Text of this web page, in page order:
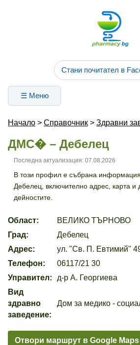
Стани почитател в
☰ Меню
Начало > Справочник > Здравни
ДМС� – Дебелец
Последна актуализация: 07.08.2026
В този профил е събрана
Дебелец, включително адрес, карта и
дейностите.
Област:
ВЕЛИКО ТЪРНОВО
Град:
Дебелец
Адрес:
ул. "Св. П. Евтимий"
Телефон:
06117/21 30
Управител:
д-р А. Георгиева
Вид
здравно
заведение:
Дом за медико -
Отвори маршрут в Google Maps